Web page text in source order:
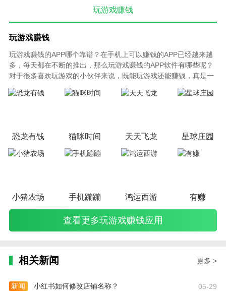
玩游戏赚钱
玩游戏赚钱
玩游戏赚钱的APP哪个靠谱？在手机上可以赚钱的APP已经越来越
多，每天都在不断的推出，那么玩游戏赚钱的APP软件有哪些呢？
对于很多喜欢玩游戏的小伙伴来说，既能玩游戏还能赚钱，真是一
举两得的美事！小编在这里给大家整理了一些可以通过玩游戏赚钱
的APP，小伙伴们可以尽情选择，本专题是不定期更新的哦！
恐龙有钱 猫咪时间 天天飞龙 星球庄园
小猪农场 手机蹦蹦 鸿运西游 有赚
查看更多玩游戏赚钱应用
相关新闻 更多 >
新闻 小红书如何修改店铺名称？ 05-29